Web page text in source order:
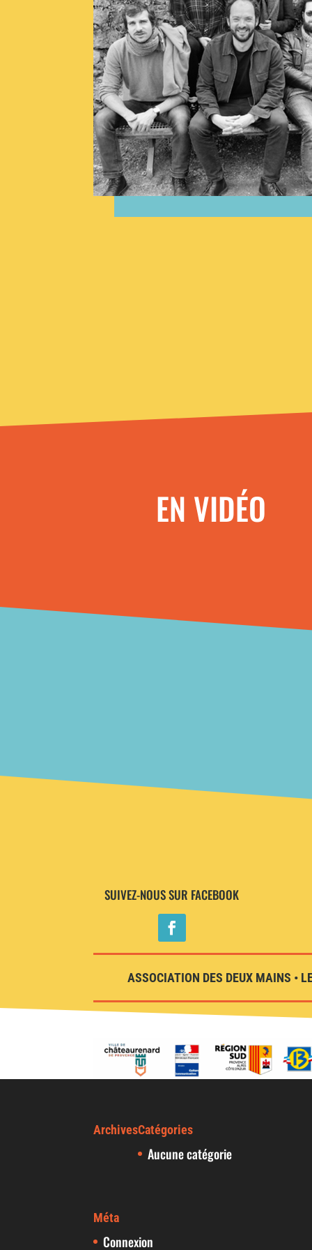
EN VIDÉO
SUIVEZ-NOUS SUR FACEBOOK
ASSOCIATION DES DEUX MAINS •
ArchivesCatégories
Aucune catégorie
Méta
Connexion